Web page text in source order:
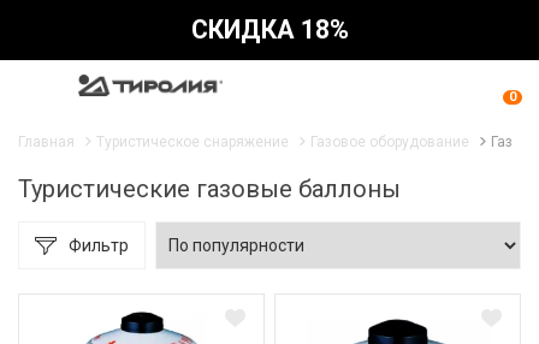
СКИДКА 18%
0
Главная Туристическое снаряжение Газовое оборудование Газ
Туристические газовые баллоны
Фильтр